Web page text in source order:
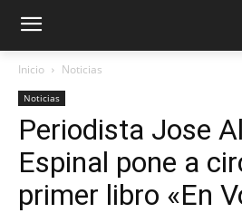
Inicio Noticias
Noticias
Periodista Jose
Espinal pone a
primer libro «En